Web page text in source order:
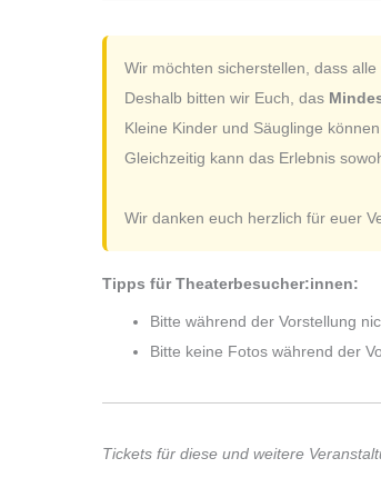
Wir möchten sicherstellen, dass
Deshalb bitten wir Euch, das
Kleine Kinder und Säuglinge
Gleichzeitig kann das Erlebnis
Wir danken euch herzlich für euer
Tipps für Theaterbesucher:innen:
Bitte während der Vorstellung
Bitte keine Fotos während der
Tickets für diese und weitere